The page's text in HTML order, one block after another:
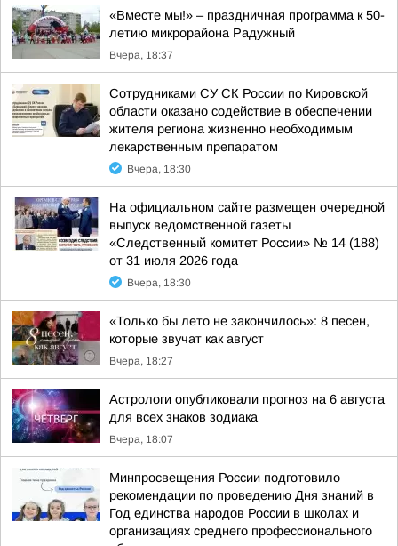
«Вместе мы!» – праздничная программа к 50-
летию микрорайона Радужный
Вчера, 18:37
Сотрудниками СУ СК России по Кировской
области оказано содействие в обеспечении
жителя региона жизненно необходимым
лекарственным препаратом
Вчера, 18:30
На официальном сайте размещен очередной
выпуск ведомственной газеты
«Следственный комитет России» № 14 (188)
от 31 июля 2026 года
Вчера, 18:30
«Только бы лето не закончилось»: 8 песен,
которые звучат как август
Вчера, 18:27
Астрологи опубликовали прогноз на 6 августа
для всех знаков зодиака
Вчера, 18:07
Минпросвещения России подготовило
рекомендации по проведению Дня знаний в
Год единства народов России в школах и
организациях среднего профессионального